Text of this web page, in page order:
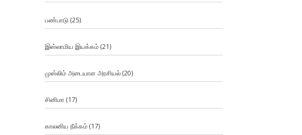
பண்பாடு(25)
இஸ்லாமிய இயக்கம்(21)
முஸ்லிம் அடையாள அரசியல்(20)
சினிமா (17)
காலனிய நீக்கம்(17)